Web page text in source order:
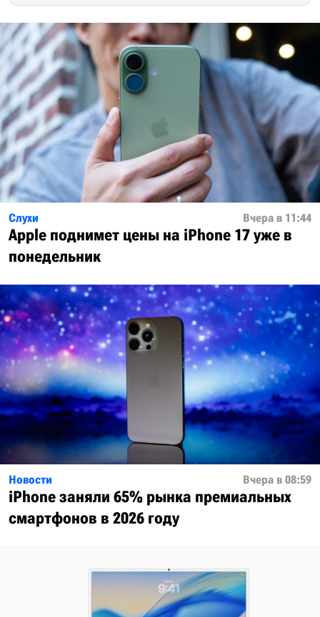
Слухи Вчера в 11:44
Apple поднимет цены на iPhone 17 уже в
понедельник
Новости Вчера в 08:59
iPhone заняли 65% рынка премиальных
смартфонов в 2026 году